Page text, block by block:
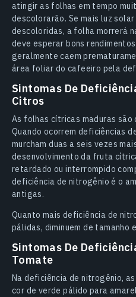
atingir as folhas em tempo
descolorarão. Se mais luz
descoloridas, a folha morrerá
deve esperar bons
geralmente caem
área foliar do cafeeiro pela
Sintomas De
Citros
As folhas cítricas maduras são
Quando ocorrem deficiências
murcham duas a seis vezes
desenvolvimento da fruta
retardado ou interrompido
deficiência de nitrogênio é o
antigas.
Quanto mais deficiência de
pálidas, diminuem de tamanho
Sintomas De
Tomate
Na deficiência de nitrogênio,
cor de verde pálido para